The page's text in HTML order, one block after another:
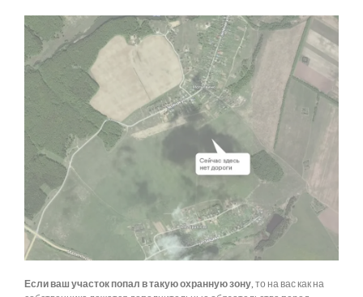
Если ваш участок попал в такую охранную зону, то на вас как на